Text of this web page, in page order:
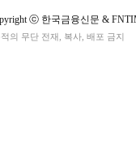
ⓒ 한국금융신문 &
의 무단 전재, 복사, 배포 금지